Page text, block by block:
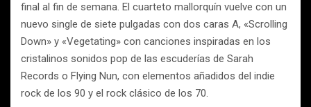
final al fin de semana. El cuarteto mallorquín vuelve con un
nuevo single de siete pulgadas con dos caras A, «Scrolling
Down» y «Vegetating» con canciones inspiradas en los
cristalinos sonidos pop de las escuderías de Sarah
Records o Flying Nun, con elementos añadidos del indie
rock de los 90 y el rock clásico de los 70.